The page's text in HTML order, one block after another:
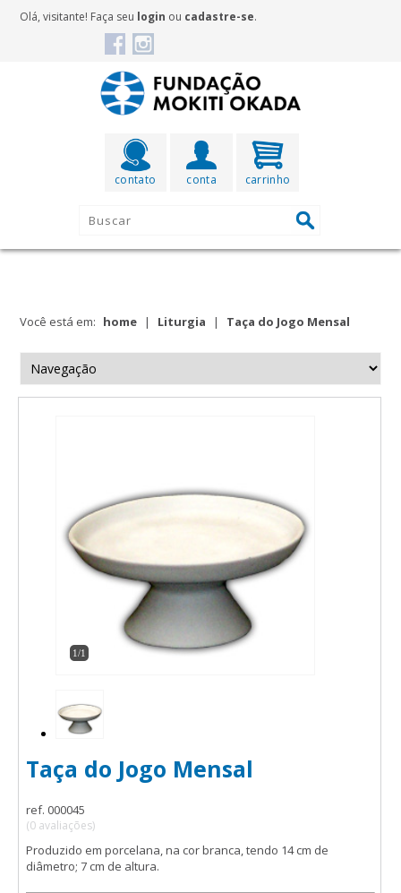
Olá, visitante! Faça seu login ou cadastre-se.
carrinho
conta
contato
Você está em: home | Liturgia | Taça do Jogo Mensal
1/1
Taça do Jogo Mensal
ref. 000045
(0 avaliações)
Produzido em porcelana, na cor branca, tendo 14 cm de
diâmetro; 7 cm de altura.